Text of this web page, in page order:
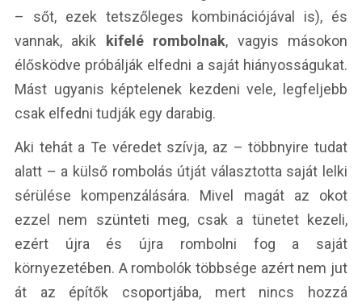
– sőt, ezek tetszőleges kombinációjával is), és
vannak, akik
kifelé rombolnak, vagyis másokon
élősködve próbálják elfedni a saját hiányosságukat.
Mást ugyanis képtelenek kezdeni vele, legfeljebb
csak elfedni tudják egy darabig.
Aki tehát a Te véredet szívja, az – többnyire tudat
alatt – a külső rombolás útját választotta saját lelki
sérülése kompenzálására. Mivel magát az okot
ezzel nem szünteti meg, csak a tünetet kezeli,
ezért újra és újra rombolni fog a saját
környezetében. A rombolók többsége azért nem jut
át az építők csoportjába, mert nincs hozzá